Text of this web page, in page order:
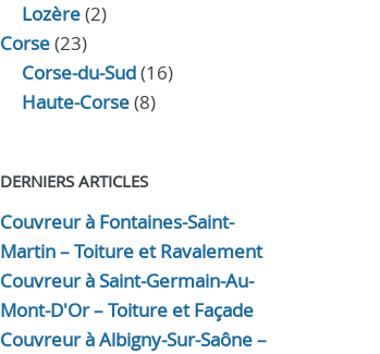
Lozère(2)
Corse(23)
Corse-du-Sud(16)
Haute-Corse(8)
DERNIERS ARTICLES
Couvreur à Fontaines-Saint-
Martin – Toiture et Ravalement
Couvreur à Saint-Germain-Au-
Mont-D'Or – Toiture et Façade
Couvreur à Albigny-Sur-Saône –